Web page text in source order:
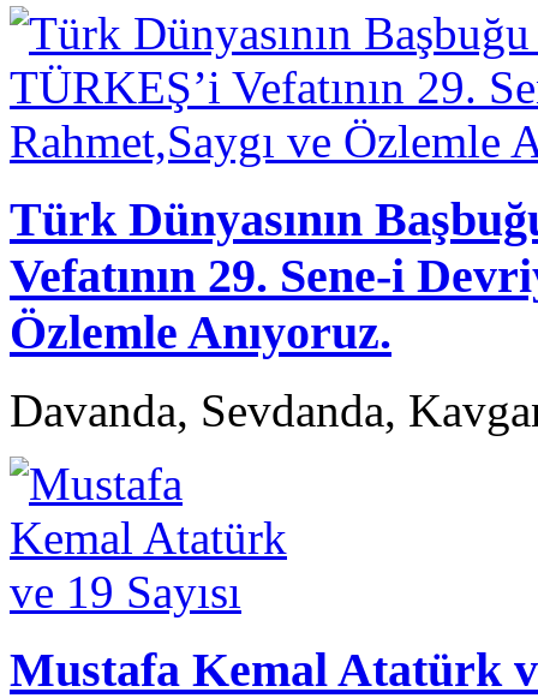
Türk Dünyasının
Vefatının 29. Sene-i
Özlemle Anıyoruz.
Davanda, Sevdanda,
Mustafa Kemal Atatürk